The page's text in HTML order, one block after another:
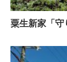
粟生新家「守